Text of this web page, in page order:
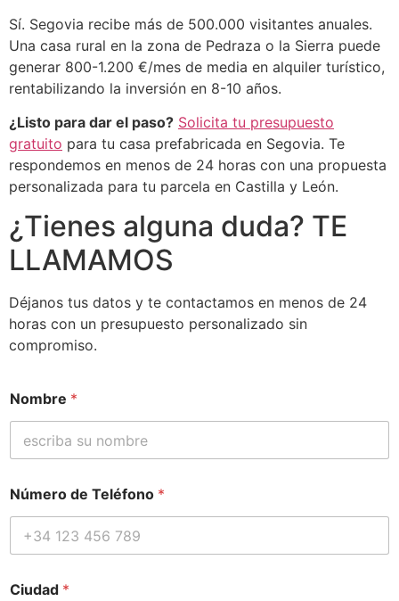
Sí. Segovia recibe más de 500.000 visitantes anuales.
Una casa rural en la zona de Pedraza o la Sierra puede
generar 800-1.200 €/mes de media en alquiler turístico,
rentabilizando la inversión en 8-10 años.
¿Listo para dar el paso? Solicita tu presupuesto
gratuito para tu casa prefabricada en Segovia. Te
respondemos en menos de 24 horas con una propuesta
personalizada para tu parcela en Castilla y León.
¿Tienes alguna duda? TE
LLAMAMOS
Déjanos tus datos y te contactamos en menos de 24
horas con un presupuesto personalizado sin
compromiso.
Nombre *
e
d
d
Número de Teléfono *
Ciudad *